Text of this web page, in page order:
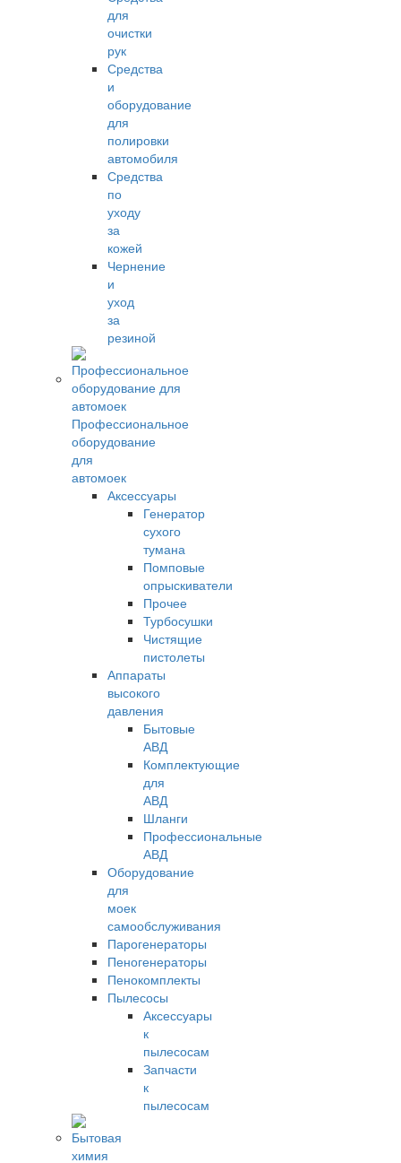
для
очистки
рук
Средства
и
оборудование
для
полировки
автомобиля
Средства
по
уходу
за
кожей
Чернение
и
уход
за
резиной
Профессиональное
оборудование
для
автомоек
Аксессуары
Генератор
сухого
тумана
Помповые
опрыскиватели
Прочее
Турбосушки
Чистящие
пистолеты
Аппараты
высокого
давления
Бытовые
АВД
Комплектующие
для
АВД
Шланги
Профессиональные
АВД
Оборудование
для
моек
самообслуживания
Парогенераторы
Пеногенераторы
Пенокомплекты
Пылесосы
Аксессуары
к
пылесосам
Запчасти
к
пылесосам